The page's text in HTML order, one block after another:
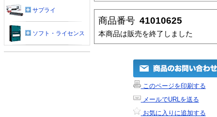
商品番号 41010625
本商品は販売を終了しました
このページを印刷する
メールでURLを送る
お気に入りに追加する
サプライ
ソフト・ライセンス